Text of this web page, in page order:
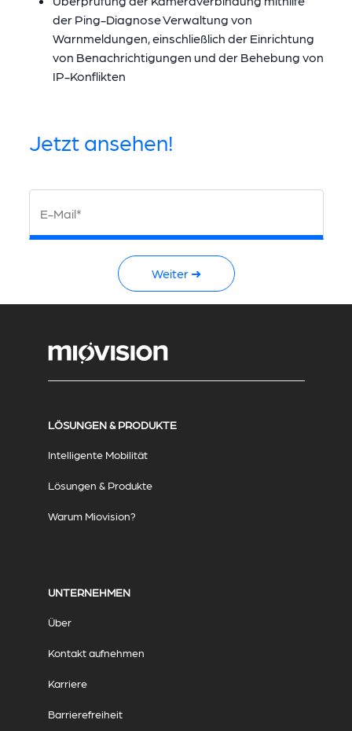
der Ping-Diagnose Verwaltung von
Warnmeldungen, einschließlich der Einrichtung
von Benachrichtigungen und der Behebung von
IP-Konflikten
Jetzt ansehen!
E-Mail*
Weiter ➜
LÖSUNGEN & PRODUKTE
Intelligente Mobilität
Lösungen & Produkte
Warum Miovision?
UNTERNEHMEN
Über
Kontakt aufnehmen
Karriere
Barrierefreiheit